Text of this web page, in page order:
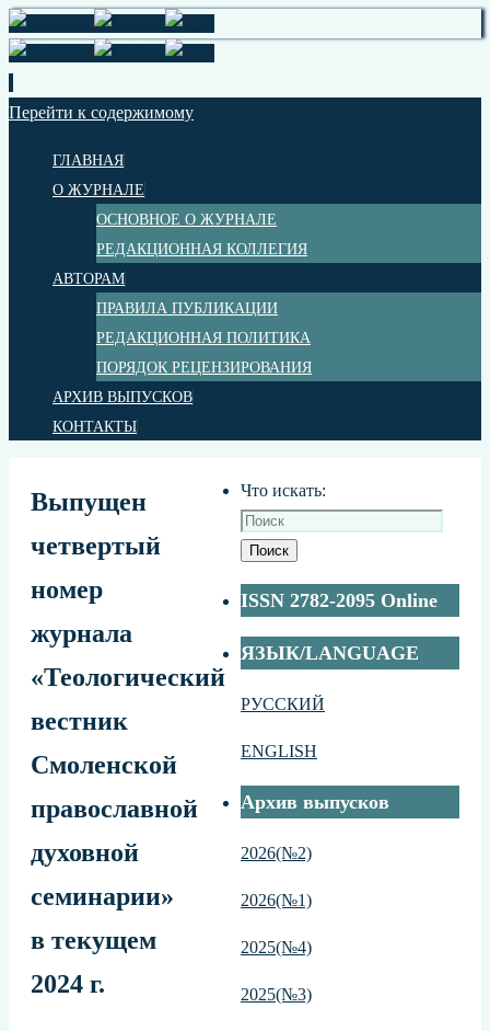
Перейти к содержимому
ГЛАВНАЯ
О ЖУРНАЛЕ
ОСНОВНОЕ О ЖУРНАЛЕ
РЕДАКЦИОННАЯ КОЛЛЕГИЯ
АВТОРАМ
ПРАВИЛА ПУБЛИКАЦИИ
РЕДАКЦИОННАЯ ПОЛИТИКА
ПОРЯДОК РЕЦЕНЗИРОВАНИЯ
АРХИВ ВЫПУСКОВ
КОНТАКТЫ
Выпущен
четвертый
номер
журнала
«Теологический
вестник
Смоленской
православной
духовной
семинарии»
в текущем
2024 г.
Что искать:
Поиск
ISSN 2782-2095 Online
ЯЗЫК/LANGUAGE
РУССКИЙ
ENGLISH
Архив выпусков
2026(№2)
2026(№1)
2025(№4)
2025(№3)